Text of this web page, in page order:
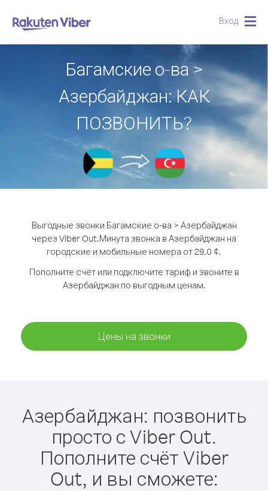
Вход
Багамские о-ва >
Азербайджан: КАК
ПОЗВОНИТЬ?
Выгодные звонки Багамские о-ва > Азербайджан
через Viber Out.Минута звонка в Азербайджан на
городские и мобильные номера от 29.0 ¢.
Пополните счёт или подключите тариф и звоните в
Азербайджан по выгодным ценам.
Цены на звонки
Азербайджан: позвонить
просто с Viber Out.
Пополните счёт Viber
Out, и вы сможете: